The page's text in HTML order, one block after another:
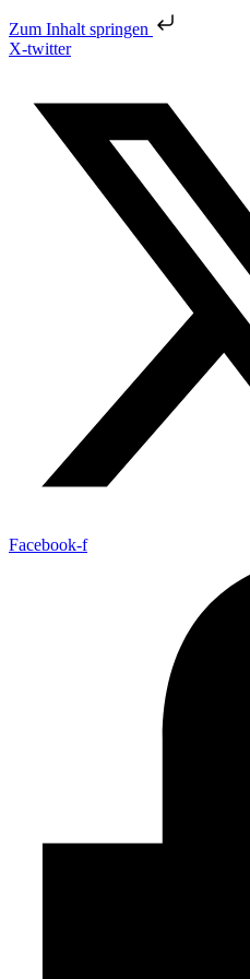
Zum Inhalt springen
X-twitter
Facebook-f